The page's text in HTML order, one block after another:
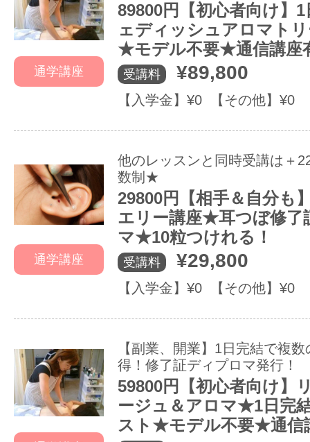
通学講座
89800円【初心者向け】
ェディッシュアロマト
★モデル不要★通信講座
受講料 ¥89,800
【入学金】¥0 【その他】¥0
通学講座
他のレッスンと同時受講は＋
数制★
29800円【相手＆自分も
エリー講座★耳つぼ修了
マ★10粒つけれる！
受講料 ¥29,800
【入学金】¥0 【その他】¥0
【副業、開業】1日完結で複
得！修了証ディプロマ発行！
59800円【初心者向け】
ージュ＆アロマ★1日完
スト★モデル不要★通信